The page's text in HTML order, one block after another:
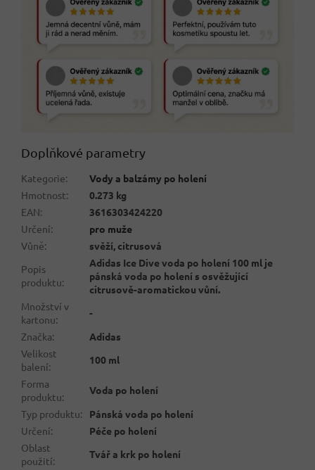
Doplňkové parametry
Kategorie:
Vody a balzámy po holení
Hmotnost:
0.273 kg
EAN:
3616303424220
Určení:
pro muže
Vůně:
svěží, citrusová
Popis
produktu:
Adidas Ice Dive voda po holení 100 ml je
pánská voda po holení s osvěžující
citrusově-aromatickou vůní.
Množství v
kartonu:
-
Značka:
Adidas
Velikost
balení:
100 ml
Forma
produktu:
Voda po holení
Typ produktu:
Pánská voda po holení
Určení:
Péče po holení
Oblast
použití:
Tvář a krk po holení